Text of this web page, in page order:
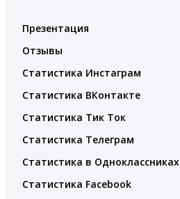
Презентация
Отзывы
Статистика Инстаграм
Статистика ВКонтакте
Статистика Тик Ток
Статистика Телеграм
Статистика в Одноклассниках
Статистика Facebook